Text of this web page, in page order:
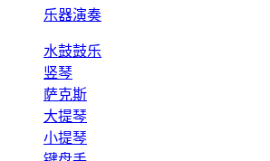
乐器演奏
水鼓鼓乐
竖琴
萨克斯
大提琴
小提琴